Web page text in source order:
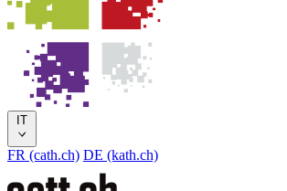
IT
FR (cath.ch) DE (kath.ch)